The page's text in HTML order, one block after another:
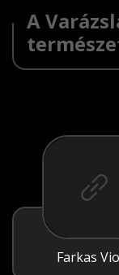
A
Farkas